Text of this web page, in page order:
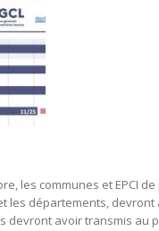
les communes et EPCI
les départements,
devront avoir transmis